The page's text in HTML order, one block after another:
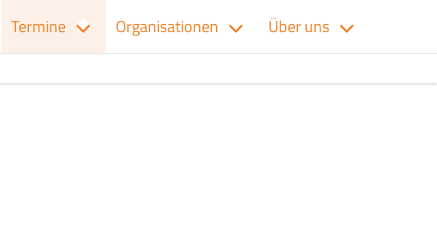
Termine Organisationen Über uns